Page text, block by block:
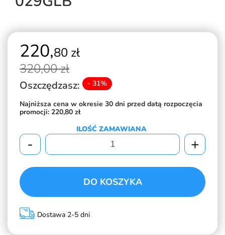
220,80 zł
320,00 zł
Oszczędzasz: - 31%
Najniższa cena w okresie 30 dni przed datą rozpoczęcia
promocji: 220,80 zł
ILOŚĆ ZAMAWIANA
- +
DO KOSZYKA
Dostawa 2-5 dni